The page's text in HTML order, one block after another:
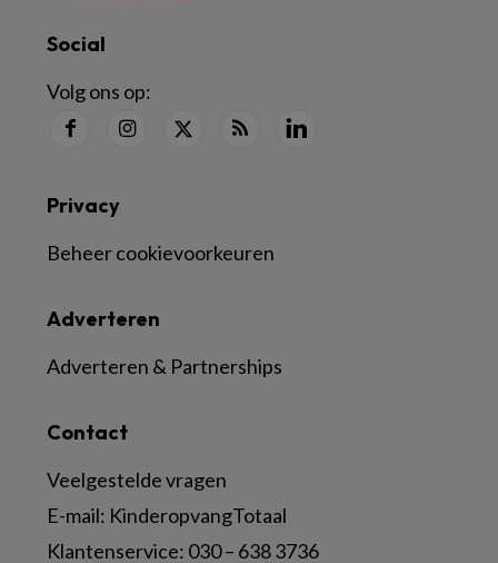
Social
Volg ons op:
Contact
Veelgestelde vragen
E-mail: KinderopvangTotaal
Klantenservice: 030 – 638 3736
Adverteren
Adverteren & Partnerships
Privacy
Beheer cookievoorkeuren